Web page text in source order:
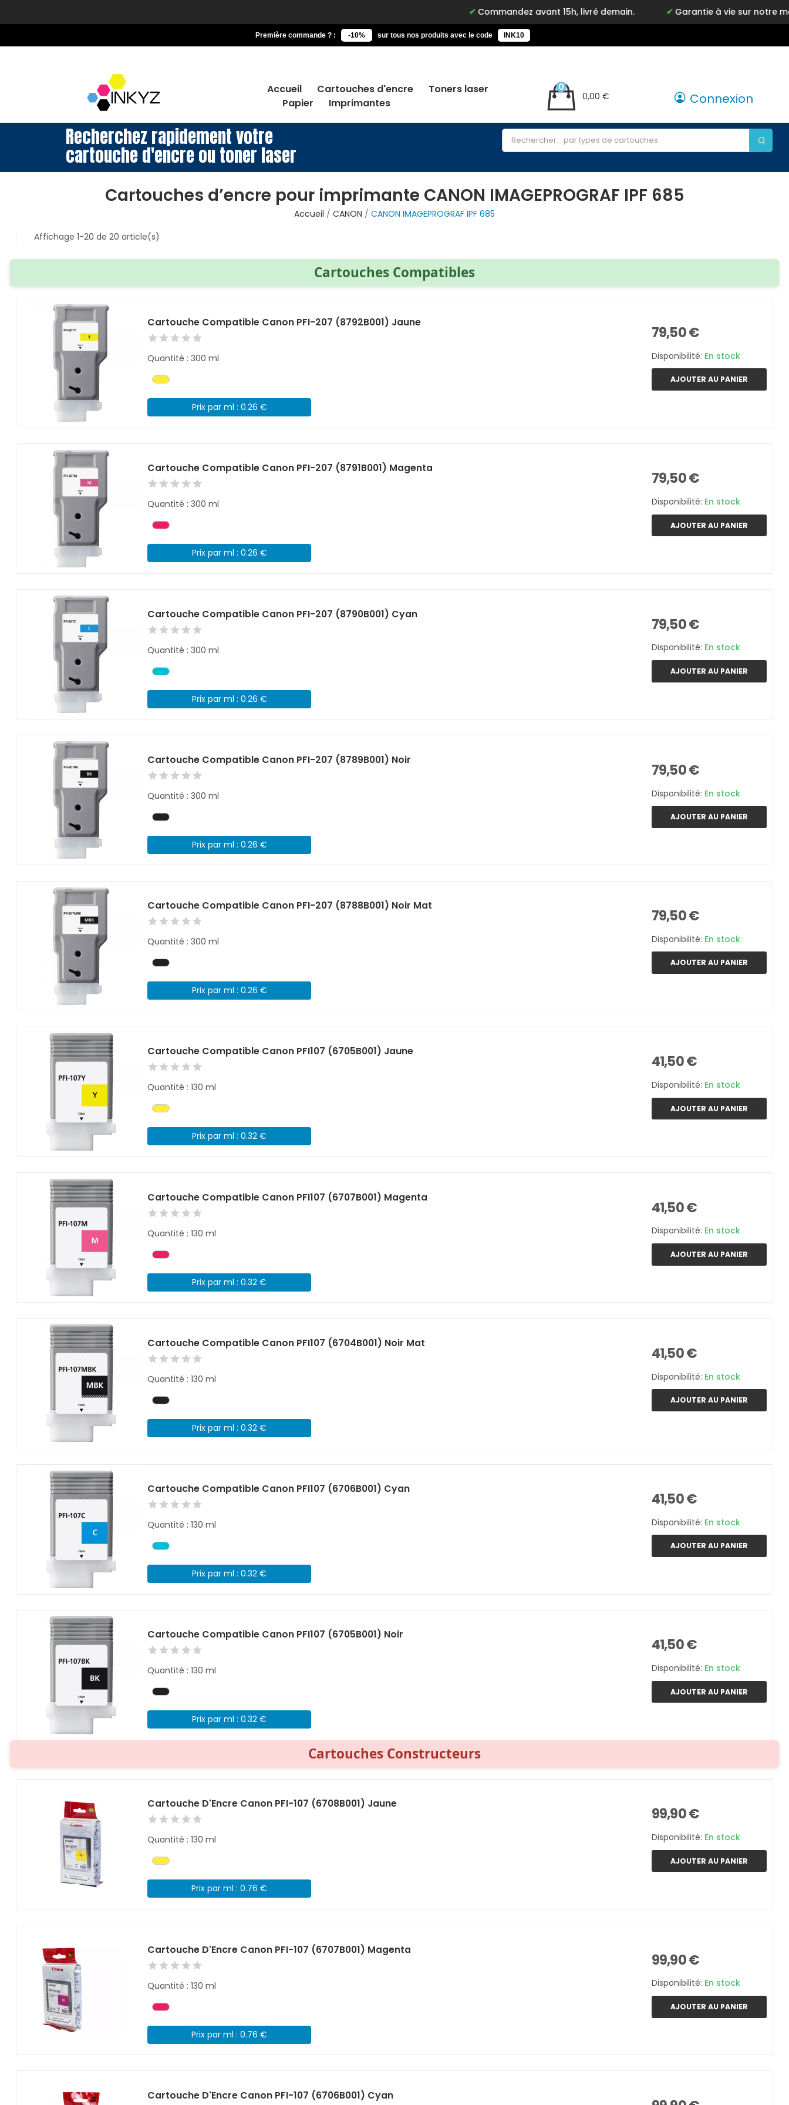
Commandez avant 15h, livré demain. Garantie à vie sur notre marque Inkyz
Première commande ? : -10% sur tous nos produits avec le code INK10
Accueil Cartouches d'encre
Toners laser
Papier
Imprimantes
0,00 €
0
Connexion
Recherchez rapidement votre
cartouche d'encre ou toner laser
Cartouches d’encre pour imprimante CANON IMAGEPROGRAF IPF 685
Accueil CANON
CANON IMAGEPROGRAF IPF 685
Affichage 1-20 de 20 article(s)
Cartouches Compatibles
Cartouche Compatible Canon PFI-207 (8792B001) Jaune
Quantité : 300 ml
Prix par ml : 0.26 €
79,50 €
Disponibilité: En stock
AJOUTER AU PANIER
Cartouche Compatible Canon PFI-207 (8791B001) Magenta
Quantité : 300 ml
Prix par ml : 0.26 €
79,50 €
Disponibilité: En stock
AJOUTER AU PANIER
Cartouche Compatible Canon PFI-207 (8790B001) Cyan
Quantité : 300 ml
Prix par ml : 0.26 €
79,50 €
Disponibilité: En stock
AJOUTER AU PANIER
Cartouche Compatible Canon PFI-207 (8789B001) Noir
Quantité : 300 ml
Prix par ml : 0.26 €
79,50 €
Disponibilité: En stock
AJOUTER AU PANIER
Cartouche Compatible Canon PFI-207 (8788B001) Noir Mat
Quantité : 300 ml
Prix par ml : 0.26 €
79,50 €
Disponibilité: En stock
AJOUTER AU PANIER
Cartouche Compatible Canon PFI107 (6705B001) Jaune
Quantité : 130 ml
Prix par ml : 0.32 €
41,50 €
Disponibilité: En stock
AJOUTER AU PANIER
Cartouche Compatible Canon PFI107 (6707B001) Magenta
Quantité : 130 ml
Prix par ml : 0.32 €
41,50 €
Disponibilité: En stock
AJOUTER AU PANIER
Cartouche Compatible Canon PFI107 (6704B001) Noir Mat
Quantité : 130 ml
Prix par ml : 0.32 €
41,50 €
Disponibilité: En stock
AJOUTER AU PANIER
Cartouche Compatible Canon PFI107 (6706B001) Cyan
Quantité : 130 ml
Prix par ml : 0.32 €
41,50 €
Disponibilité: En stock
AJOUTER AU PANIER
Cartouche Compatible Canon PFI107 (6705B001) Noir
Quantité : 130 ml
Prix par ml : 0.32 €
41,50 €
Disponibilité: En stock
AJOUTER AU PANIER
Cartouches Constructeurs
Cartouche D'Encre Canon PFI-107 (6708B001) Jaune
Quantité : 130 ml
Prix par ml : 0.76 €
99,90 €
Disponibilité: En stock
AJOUTER AU PANIER
Cartouche D'Encre Canon PFI-107 (6707B001) Magenta
Quantité : 130 ml
Prix par ml : 0.76 €
99,90 €
Disponibilité: En stock
AJOUTER AU PANIER
Cartouche D'Encre Canon PFI-107 (6706B001) Cyan